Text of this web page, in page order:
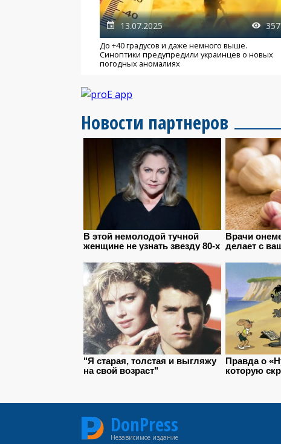
13.07.2025 357
До +40 градусов и даже немного выше.
Синоптики предупредили украинцев о новых
погодных аномалиях
Новости партнеров
DonPress
Независимое издание